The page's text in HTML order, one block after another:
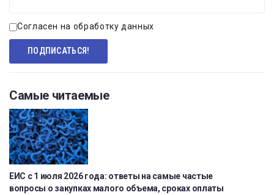
Согласен на обработку данных
Самые читаемые
ЕИС с 1 июля 2026 года: ответы на самые частые
вопросы о закупках малого объема, сроках оплаты